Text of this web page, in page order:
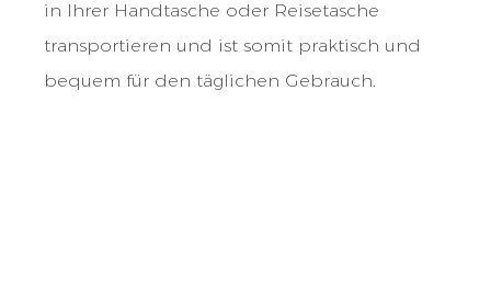
in Ihrer Handtasche oder Reisetasche
transportieren und ist somit praktisch und
bequem für den täglichen Gebrauch.